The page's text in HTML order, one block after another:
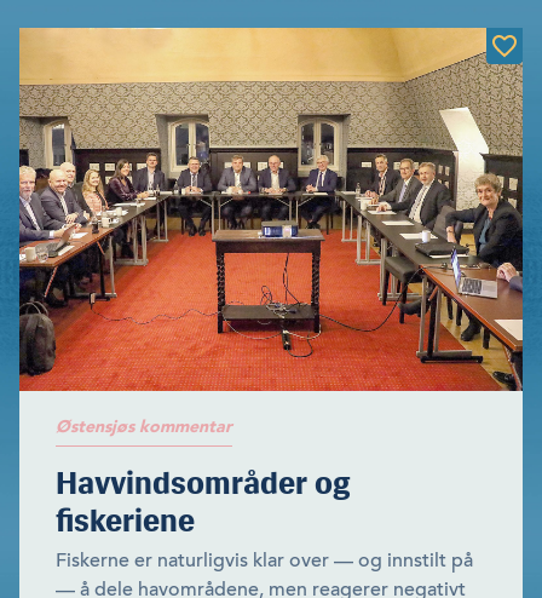
Østensjøs kommentar
Havvindsområder og
fiskeriene
Fiskerne er naturligvis klar over — og innstilt på
— å dele havområdene, men reagerer negativt